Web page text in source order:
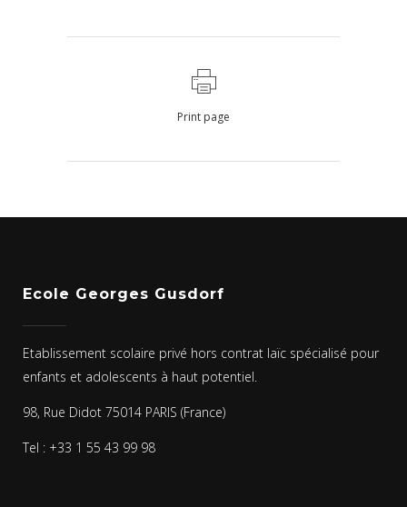
Print page
Ecole Georges Gusdorf
Etablissement scolaire privé hors contrat laïc spécialisé pour
enfants et adolescents à haut potentiel.
98, Rue Didot 75014 PARIS (France)
Tel : +33 1 55 43 99 98